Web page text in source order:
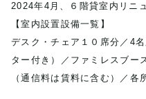
2024年4月、６階貸室内リニ
【室内設置設備一覧】
デスク・チェア１０席分／4
ター付き）／ファミレスブー
（通信料は賃料に含む）／各